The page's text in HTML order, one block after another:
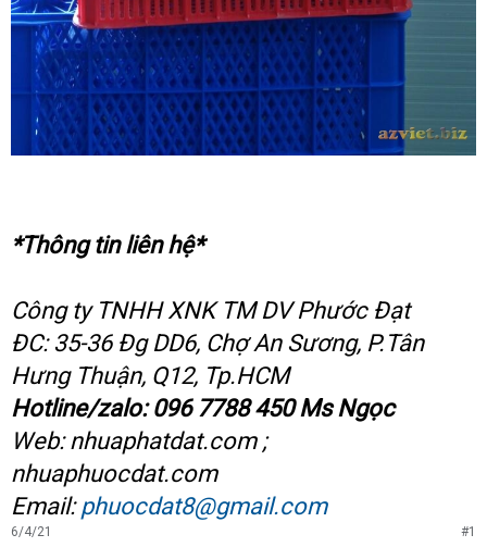
*Thông tin liên hệ*
Công ty TNHH XNK TM DV Phước Đạt
ĐC: 35-36 Đg DD6, Chợ An Sương, P.Tân
Hưng Thuận, Q12, Tp.HCM
Hotline/zalo: 096 7788 450 Ms Ngọc
Web: nhuaphatdat.com ;
nhuaphuocdat.com
Email:phuocdat8@gmail.com
6/4/21 #1